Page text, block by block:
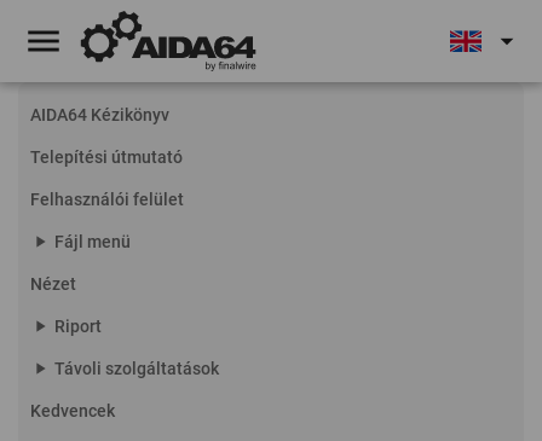
menu arrow_drop_down
AIDA64 Kézikönyv
Telepítési útmutató
Felhasználói felület
play_arrow Fájl menü
Nézet
play_arrow Riport
play_arrow Távoli szolgáltatások
Kedvencek